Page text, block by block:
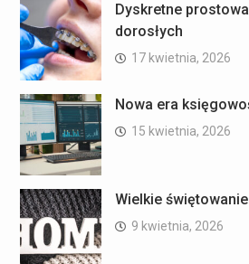
Dyskretne
dorosłych
17 kwietnia, 2026
Nowa era
15 kwietnia, 2026
Wielkie
9 kwietnia, 2026